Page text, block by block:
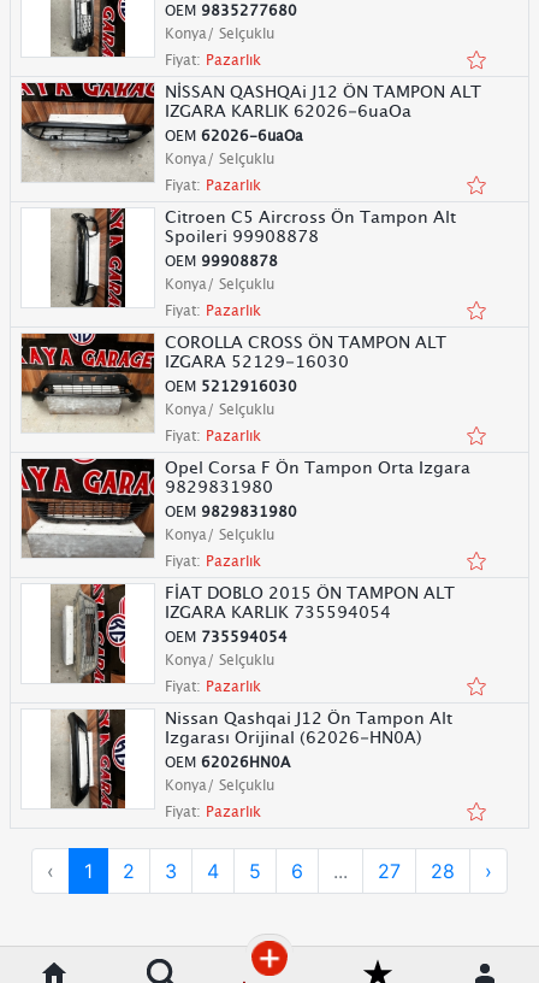
OEM 9835277680
Konya/ Selçuklu
Fiyat: Pazarlık
NİSSAN QASHQAi J12 ÖN TAMPON ALT
IZGARA KARLIK 62026-6uaOa
OEM 62026-6uaOa
Konya/ Selçuklu
Fiyat: Pazarlık
Citroen C5 Aircross Ön Tampon Alt
Spoileri 99908878
OEM 99908878
Konya/ Selçuklu
Fiyat: Pazarlık
COROLLA CROSS ÖN TAMPON ALT
IZGARA 52129-16030
OEM 5212916030
Konya/ Selçuklu
Fiyat: Pazarlık
Opel Corsa F Ön Tampon Orta Izgara
9829831980
OEM 9829831980
Konya/ Selçuklu
Fiyat: Pazarlık
FİAT DOBLO 2015 ÖN TAMPON ALT
IZGARA KARLIK 735594054
OEM 735594054
Konya/ Selçuklu
Fiyat: Pazarlık
Nissan Qashqai J12 Ön Tampon Alt
Izgarası Orijinal (62026-HN0A)
OEM 62026HN0A
Konya/ Selçuklu
Fiyat: Pazarlık
‹ 1 2 3 4 5 6 ... 27 28 ›